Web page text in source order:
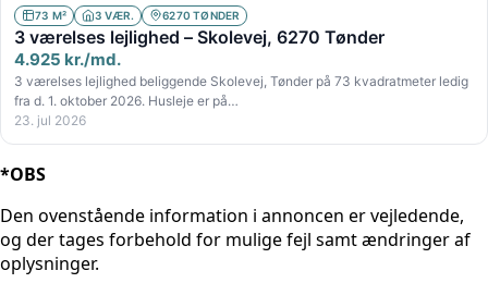
73 M² 3 VÆR. 6270 TØNDER
3 værelses lejlighed – Skolevej, 6270 Tønder
4.925 kr./md.
3 værelses lejlighed beliggende Skolevej, Tønder på 73 kvadratmeter ledig
fra d. 1. oktober 2026. Husleje er på…
23. jul 2026
*OBS
Den ovenstående information i annoncen er vejledende,
og der tages forbehold for mulige fejl samt ændringer af
oplysninger.